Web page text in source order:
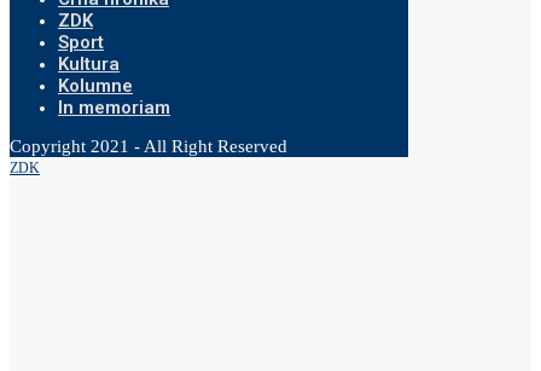
ZDK
Sport
Kultura
Kolumne
In memoriam
Copyright 2021 - All Right Reserved
ZDK